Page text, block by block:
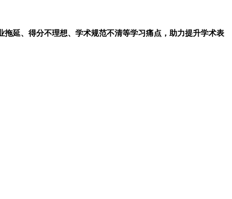
延、得分不理想、学术规范不清等学习痛点，助力提升学术表